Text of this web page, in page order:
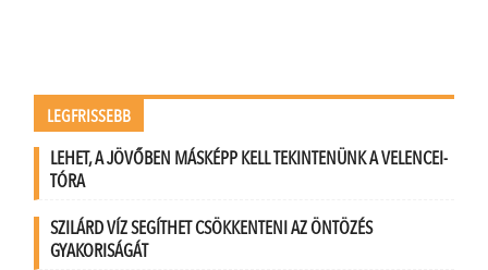
LEGFRISSEBB
LEHET, A JÖVŐBEN MÁSKÉPP KELL TEKINTENÜNK A VELENCEI-
TÓRA
SZILÁRD VÍZ SEGÍTHET CSÖKKENTENI AZ ÖNTÖZÉS
GYAKORISÁGÁT